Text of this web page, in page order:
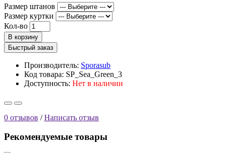
Размер штанов
Размер куртки
Кол-во
В корзину
Быстрый заказ
Производитель: Sporasub
Код товара: SP_Sea_Green_3
Доступность: Нет в наличии
0 отзывов /Написать отзыв
Рекомендуемые товары